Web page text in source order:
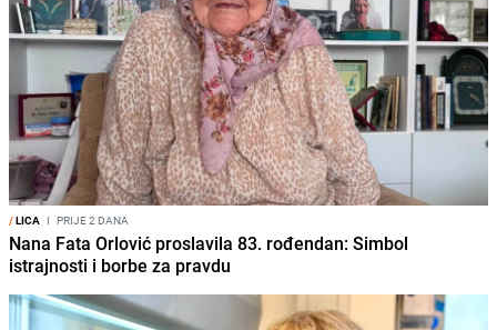
/LICA I PRIJE 2 DANA
Nana Fata Orlović proslavila 83. rođendan: Simbol
istrajnosti i borbe za pravdu